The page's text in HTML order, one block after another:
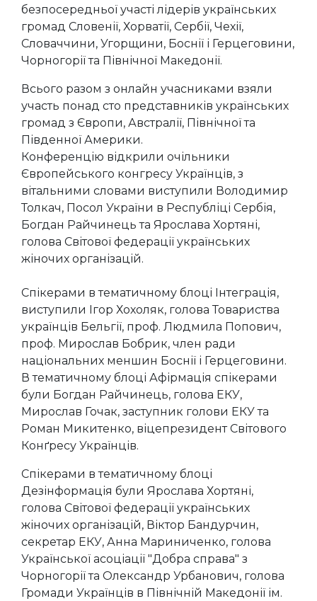
безпосередньої участі лідерів українських
громад Словенії, Хорватії, Сербії, Чехії,
Словаччини, Угорщини, Боснії і Герцеговини,
Чорногорії та Північної Македонії.
Всього разом з онлайн учасниками взяли
участь понад сто представників українських
громад з Європи, Австралії, Північної та
Південної Америки.
Конференцію відкрили очільники
Європейського конгресу Українців, з
вітальними словами виступили Володимир
Толкач, Посол України в Республіці Сербія,
Богдан Райчинець та Ярослава Хортяні,
голова Світової федерації українських
жіночих організацій.
Спікерами в тематичному блоці Інтеграція,
виступили Ігор Хохоляк, голова Товариства
українців Бельгії, проф. Людмила Попович,
проф. Мирослав Бобрик, член ради
національних меншин Боснії і Герцеговини.
В тематичному блоці Афірмація спікерами
були Богдан Райчинець, голова ЕКУ,
Мирослав Гочак, заступник голови ЕКУ та
Роман Микитенко, віцепрезидент Світового
Конґресу Українців.
Спікерами в тематичному блоці
Дезінформація були Ярослава Хортяні,
голова Світової федерації українських
жіночих організацій, Віктор Бандурчин,
секретар ЕКУ, Анна Мариниченко, голова
Української асоціації "Добра справа" з
Чорногорії та Олександр Урбанович, голова
Громади Українців в Північній Македонії ім.